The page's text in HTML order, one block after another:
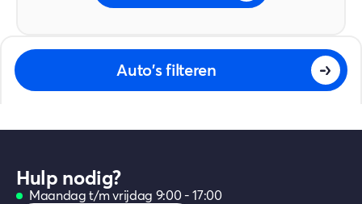
Auto's filteren
Hulp nodig?
Maandag t/m vrijdag 9:00 - 17:00